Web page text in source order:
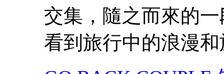
交集，隨之而來的
看到旅行中的浪漫